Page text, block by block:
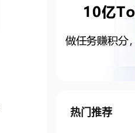
热门推荐